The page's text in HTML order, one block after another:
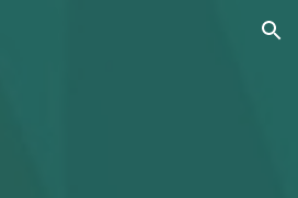
Skip to navigation